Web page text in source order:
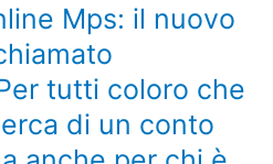
Mps: il nuovo
tutti coloro che
di un conto